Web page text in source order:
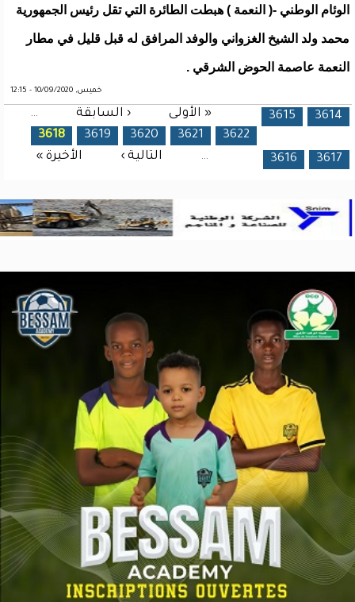
الوئام الوطني -( النعمة ) هبطت الطائرة التي تقل رئيس الجمهورية
محمد ولد الشيخ الغزواني والوفد المرافق له قبل قليل في مطار
النعمة عاصمة الحوض الشرقي .
خميس, 10/09/2020 - 12:15
الصفحات « الأولى ‹ السابقة … 3614
3615
3616 3617
3618 3619 3620 3621
3622
…
التالية › الأخيرة »